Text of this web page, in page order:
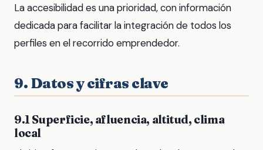
La accesibilidad es una prioridad, con información
dedicada para facilitar la integración de todos los
perfiles en el recorrido emprendedor.
9. Datos y cifras clave
9.1 Superficie, afluencia, altitud, clima
local